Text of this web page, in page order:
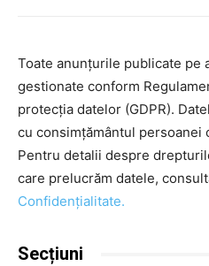
Toate anunțurile publicate pe
gestionate conform
protecția datelor (GDPR).
cu consimțământul persoanei
Pentru detalii despre
care prelucrăm datele,
Confidențialitate.
Secțiuni